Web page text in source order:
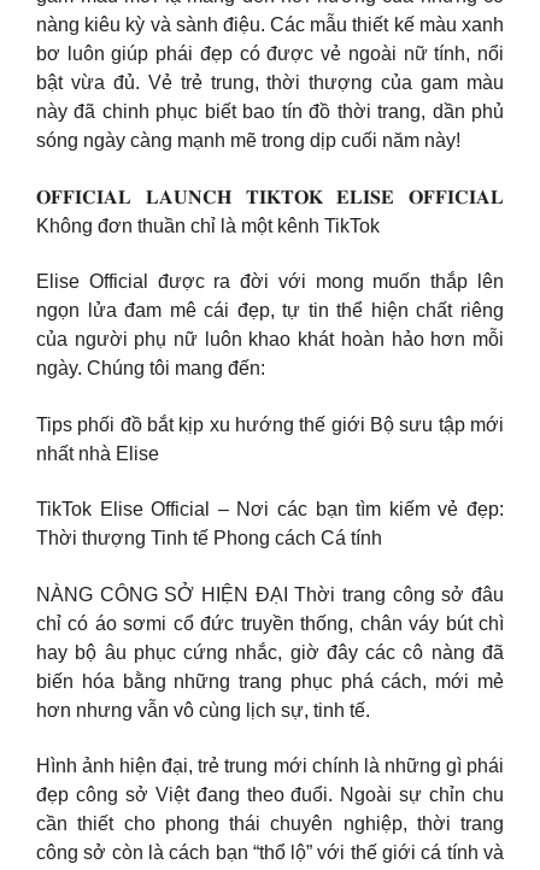
nàng kiêu kỳ và sành điệu. Các mẫu thiết kế màu xanh
bơ luôn giúp phái đẹp có được vẻ ngoài nữ tính, nổi
bật vừa đủ. Vẻ trẻ trung, thời thượng của gam màu
này đã chinh phục biết bao tín đồ thời trang, dần phủ
sóng ngày càng mạnh mẽ trong dịp cuối năm này!
𝐎𝐅𝐅𝐈𝐂𝐈𝐀𝐋 𝐋𝐀𝐔𝐍𝐂𝐇 𝐓𝐈𝐊𝐓𝐎𝐊 𝐄𝐋𝐈𝐒𝐄 𝐎𝐅𝐅𝐈𝐂𝐈𝐀𝐋
Không đơn thuần chỉ là một kênh TikTok
Elise Official được ra đời với mong muốn thắp lên
ngọn lửa đam mê cái đẹp, tự tin thể hiện chất riêng
của người phụ nữ luôn khao khát hoàn hảo hơn mỗi
ngày. Chúng tôi mang đến:
Tips phối đồ bắt kịp xu hướng thế giới Bộ sưu tập mới
nhất nhà Elise
TikTok Elise Official – Nơi các bạn tìm kiếm vẻ đẹp:
Thời thượng Tinh tế Phong cách Cá tính
NÀNG CÔNG SỞ HIỆN ĐẠI Thời trang công sở đâu
chỉ có áo sơmi cổ đức truyền thống, chân váy bút chì
hay bộ âu phục cứng nhắc, giờ đây các cô nàng đã
biến hóa bằng những trang phục phá cách, mới mẻ
hơn nhưng vẫn vô cùng lịch sự, tinh tế.
Hình ảnh hiện đại, trẻ trung mới chính là những gì phái
đẹp công sở Việt đang theo đuổi. Ngoài sự chỉn chu
cần thiết cho phong thái chuyên nghiệp, thời trang
công sở còn là cách bạn “thổ lộ” với thế giới cá tính và